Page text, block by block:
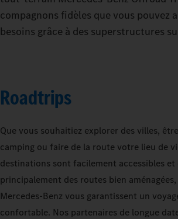
compagnons fidèles que vous pouvez
besoins grâce à des superstructures
Roadtrips
Que vous souhaitiez explorer des villes,
camping ou faire de la route votre lieu de
destinations sont facilement accessibles
principalement des routes bien
Mercedes‑Benz vous garantissent un
confortable. Nos partenaires de longue